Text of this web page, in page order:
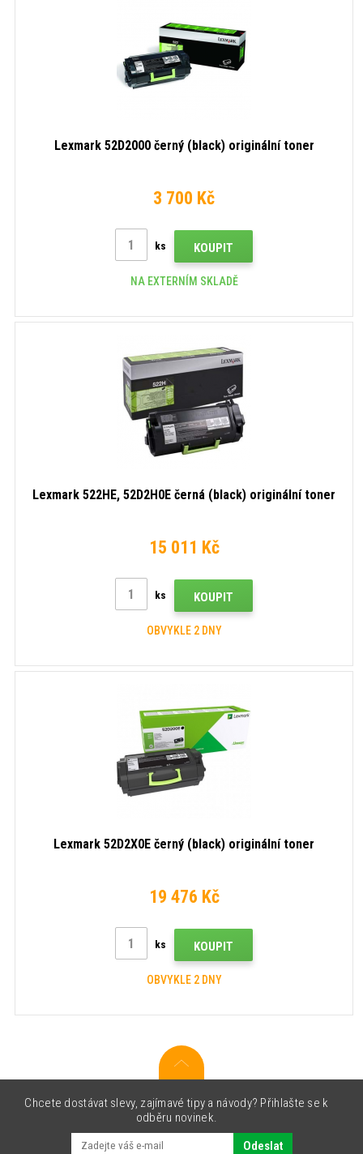
Lexmark 52D2000 černý (black) originální toner
3 700 Kč
ks KOUPIT
NA EXTERNÍM SKLADĚ
Lexmark 522HE, 52D2H0E černá (black) originální toner
15 011 Kč
ks KOUPIT
OBVYKLE 2 DNY
Lexmark 52D2X0E černý (black) originální toner
19 476 Kč
ks KOUPIT
OBVYKLE 2 DNY
Chcete dostávat slevy, zajímavé tipy a návody? Přihlašte se k
odběru novinek.
Odeslat